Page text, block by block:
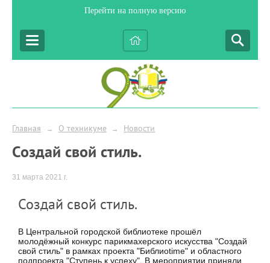
Перейти на полную версию
Главная → О техникуме → Новости
Создай свой стиль.
31 марта 2021 г.
Создай свой стиль.
В Центральной городской библиотеке прошёл
молодёжный конкурс парикмахерского искусства "Создай
свой стиль" в рамках проекта "Библиоtime" и областного
подпроекта "Ступень к успеху". В мероприятии приняли